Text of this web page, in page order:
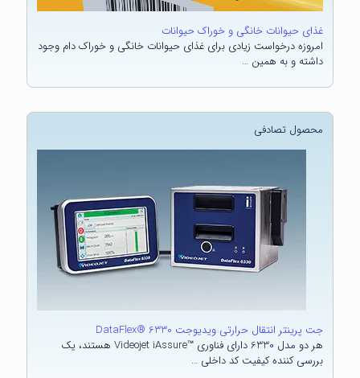
غذای حیوانات خانگی و خوراک حیوانات
امروزه درخواست زیادی برای غذای حیوانات خانگی و خوراک دام وجود
داشته و به همین …
جت پرینتر انتقال حرارتی ویدیوجت DataFlex® 6330
هر دو مدل 6330 دارای فناوری ™Videojet iAssure هستند، یک
بررسی کننده کیفیت کد داخلی …